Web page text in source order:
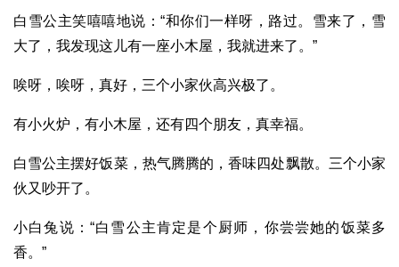
白雪公主笑嘻嘻地说：“和你们一样呀，路过。雪来了，雪
大了，我发现这儿有一座小木屋，我就进来了。”
唉呀，唉呀，真好，三个小家伙高兴极了。
有小火炉，有小木屋，还有四个朋友，真幸福。
白雪公主摆好饭菜，热气腾腾的，香味四处飘散。三个小家
伙又吵开了。
小白兔说：“白雪公主肯定是个厨师，你尝尝她的饭菜多
香。”